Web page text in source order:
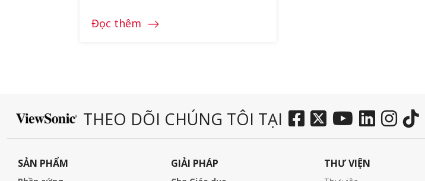
Đọc thêm
THEO DÕI CHÚNG TÔI TẠI
SẢN PHẨM GIẢI PHÁP THƯ VIỆN